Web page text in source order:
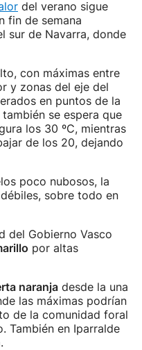
del verano sigue
fin de semana
sur de Navarra, donde
con máximas entre
y zonas del eje del
en puntos de la
se espera que
los 30 ºC, mientras
de los 20, dejando
poco nubosos, la
sobre todo en
del Gobierno Vasco
por altas
naranja desde la una
las máximas podrían
de la comunidad foral
También en Iparralde